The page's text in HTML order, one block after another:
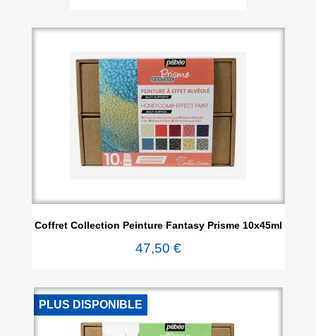
Coffret Collection Peinture Fantasy Prisme 10x45ml
47,50 €
PLUS DISPONIBLE